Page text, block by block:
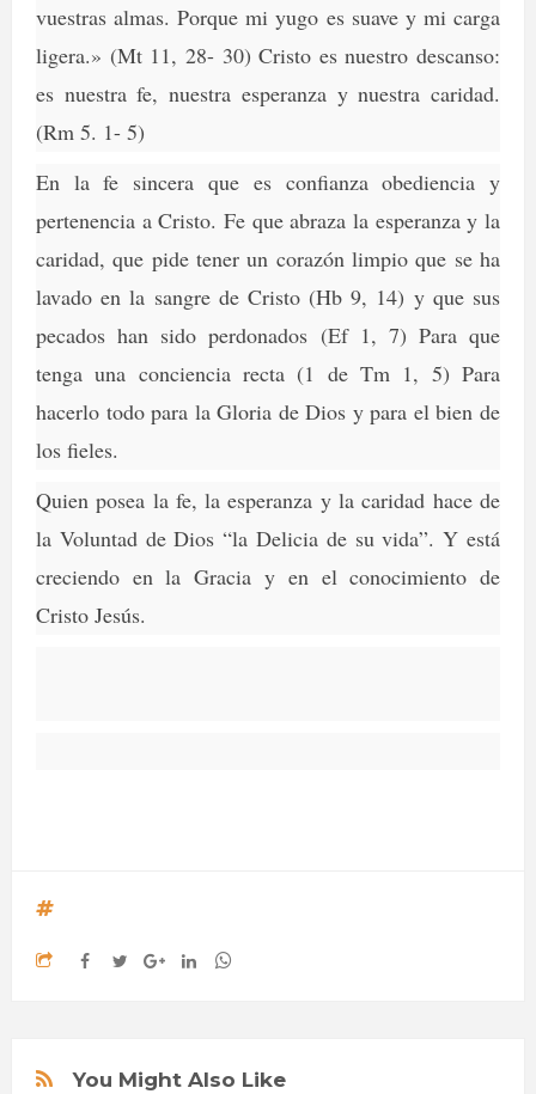
vuestras almas.Porque mi yugo es suave y mi carga
ligera.» (Mt 11, 28- 30) Cristo es nuestro descanso:
es nuestra fe, nuestra esperanza y nuestra caridad.
(Rm 5. 1- 5)
En la fe sincera que es confianza obediencia y
pertenencia a Cristo. Fe que abraza la esperanza y la
caridad, que pide tener un corazón limpio que se ha
lavado en la sangre de Cristo (Hb 9, 14) y que sus
pecados han sido perdonados (Ef 1, 7) Para que
tenga una conciencia recta (1 de Tm 1, 5) Para
hacerlo todo para la Gloria de Dios y para el bien de
los fieles.
Quien posea la fe, la esperanza y la caridad hace de
la Voluntad de Dios “la Delicia de su vida”. Y está
creciendo en la Gracia y en el conocimiento de
Cristo Jesús.
You Might Also Like